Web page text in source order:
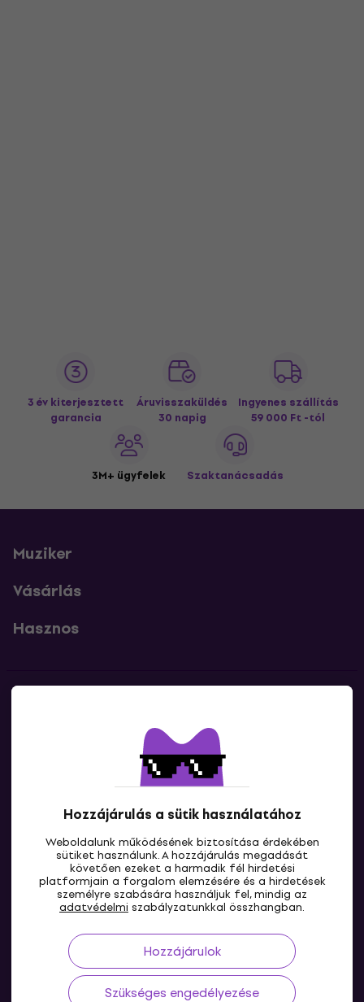
Hozzájárulás a sütik használatához
Weboldalunk működésének biztosítása érdekében
sütiket használunk. A hozzájárulás megadását
követően ezeket a harmadik fél hirdetési
platformjain a forgalom elemzésére és a hirdetések
személyre szabására használjuk fel, mindig az
adatvédelmi szabályzatunkkal összhangban.
Hozzájárulok
Szükséges engedélyezése
3 év kiterjesztett
garancia
Áruvisszaküldés
30 napig
Ingyenes szállítás
59 000 Ft -tól
3M+ ügyfelek Szaktanácsadás
Muziker
Vásárlás
Hasznos
Lépj kapcsolatba velünk
HU